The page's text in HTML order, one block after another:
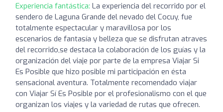
Experiencia fantástica: La experiencia del recorrido por el
sendero de Laguna Grande del nevado del Cocuy, fue
totalmente espectacular y maravillosa por los
escenarios de fantasía y belleza que se disfrutan atraves
del recorrido,se destaca la colaboración de los guías y la
organización del viaje por parte de la empresa Viajar Si
Es Posible que hizo posible mi participación en ésta
sensacional aventura. Totalmente recomendado viajar
con Viajar Sí Es Posible por el profesionalismo con el que
organizan los viajes y la variedad de rutas que ofrecen.